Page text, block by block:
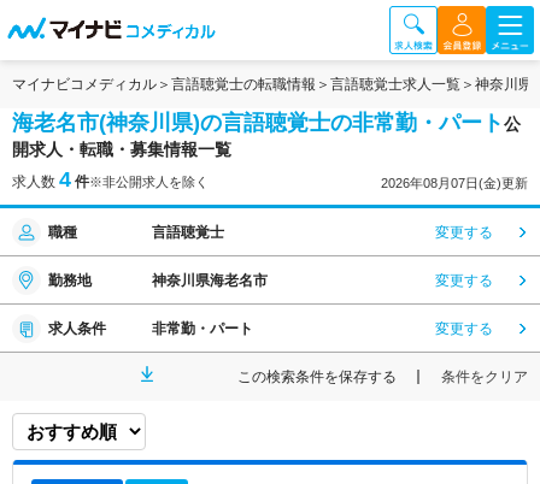
マイナビコメディカル 言語聴覚士の転職情報 言語聴覚士求人一覧 神奈川県
海老名市(神奈川県)の言語聴覚士の非常勤・パート公
開求人・転職・募集情報一覧
求人数 4 件※非公開求人を除く 2026年08月07日(金)更新
職種 言語聴覚士 変更する
勤務地 神奈川県海老名市 変更する
求人条件 非常勤・パート 変更する
この検索条件を保存する 条件をクリア